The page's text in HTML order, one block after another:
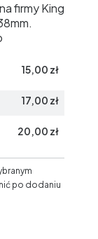
firmy King
15,00 zł
17,00 zł
20,00 zł
po dodaniu